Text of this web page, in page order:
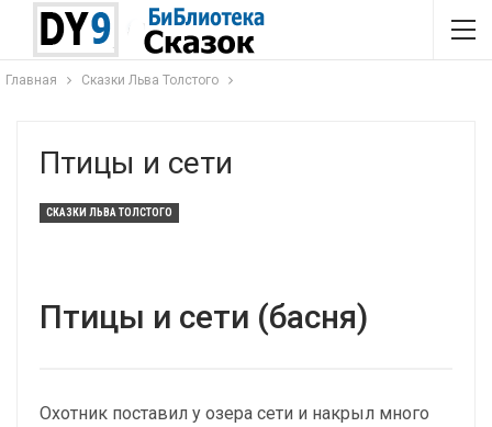
Главная Сказки Льва Толстого
Птицы и сети
СКАЗКИ ЛЬВА ТОЛСТОГО
Птицы и сети (басня)
Охотник поставил у озера сети и накрыл много